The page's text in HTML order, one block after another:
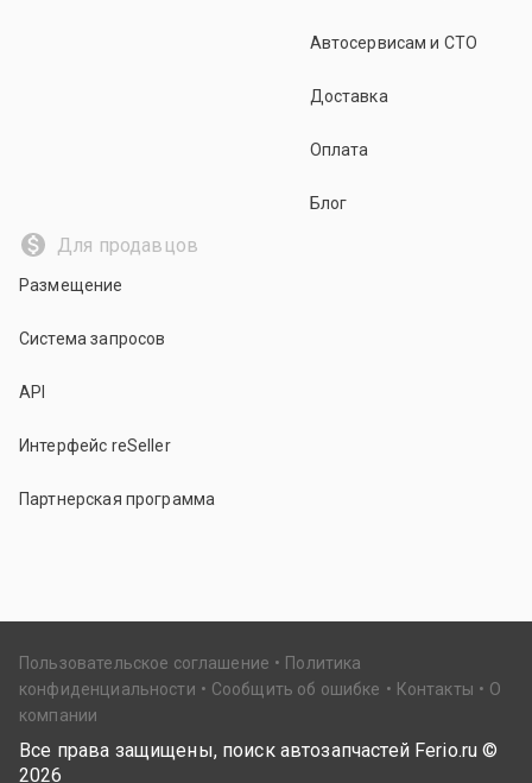
Автосервисам и СТО
Доставка
Оплата
Блог
Для продавцов
Размещение
Система запросов
API
Интерфейс reSeller
Партнерская программа
Пользовательское соглашение
Политика
конфиденциальности
Сообщить об ошибке Контакты
О
компании
Все права защищены, поиск автозапчастей Ferio.ru ©
2026